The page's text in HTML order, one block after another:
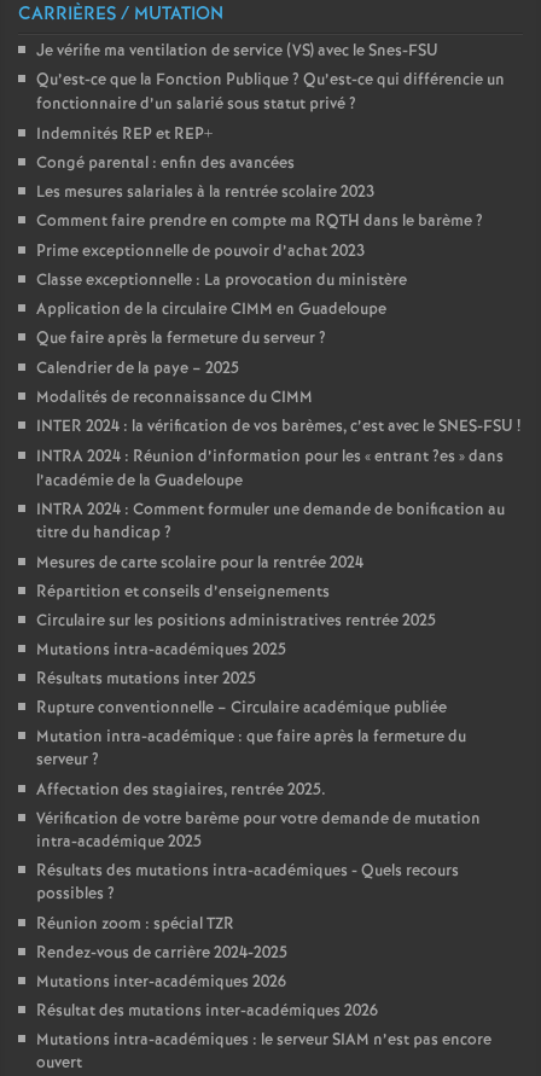
CARRIÈRES / MUTATION
Je vérifie ma ventilation de service (VS) avec le Snes-FSU
Qu’est-ce que la Fonction Publique? Qu’est-ce qui différencie un
fonctionnaire d’un salarié sous statut privé?
Indemnités REP et REP+
Congé parental : enfin des avancées
Les mesures salariales à la rentrée scolaire 2023
Comment faire prendre en compte ma RQTH dans le barème?
Prime exceptionnelle de pouvoir d’achat 2023
Classe exceptionnelle : La provocation du ministère
Application de la circulaire CIMM en Guadeloupe
Que faire après la fermeture du serveur?
Calendrier de la paye – 2025
Modalités de reconnaissance du CIMM
INTER 2024 : la vérification de vos barèmes, c’est avec le SNES-FSU !
INTRA 2024 : Réunion d’information pour les «entrant?es » dans
l’académie de la Guadeloupe
INTRA 2024 : Comment formuler une demande de bonification au
titre du handicap?
Mesures de carte scolaire pour la rentrée 2024
Répartition et conseils d’enseignements
Circulaire sur les positions administratives rentrée 2025
Mutations intra-académiques 2025
Résultats mutations inter 2025
Rupture conventionnelle – Circulaire académique publiée
Mutation intra-académique : que faire après la fermeture du
serveur?
Affectation des stagiaires, rentrée 2025.
Vérification de votre barème pour votre demande de mutation
intra-académique 2025
Résultats des mutations intra-académiques - Quels recours
possibles ?
Réunion zoom : spécial TZR
Rendez-vous de carrière 2024-2025
Mutations inter-académiques 2026
Résultat des mutations inter-académiques 2026
Mutations intra-académiques : le serveur SIAM n’est pas encore
ouvert